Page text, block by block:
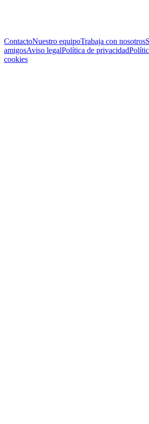
ContactoNuestro equipoTrabaja con nosotros
amigosAviso legalPolítica de privacidad
cookies